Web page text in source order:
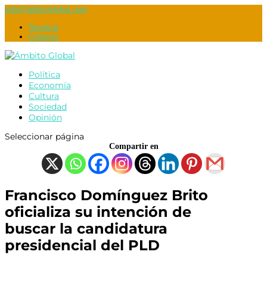
info@ambitoglobal.com
Nosotros
Contacto
Política
Economía
Cultura
Sociedad
Opinión
Seleccionar página
Compartir en
Francisco Domínguez Brito
oficializa su intención de
buscar la candidatura
presidencial del PLD